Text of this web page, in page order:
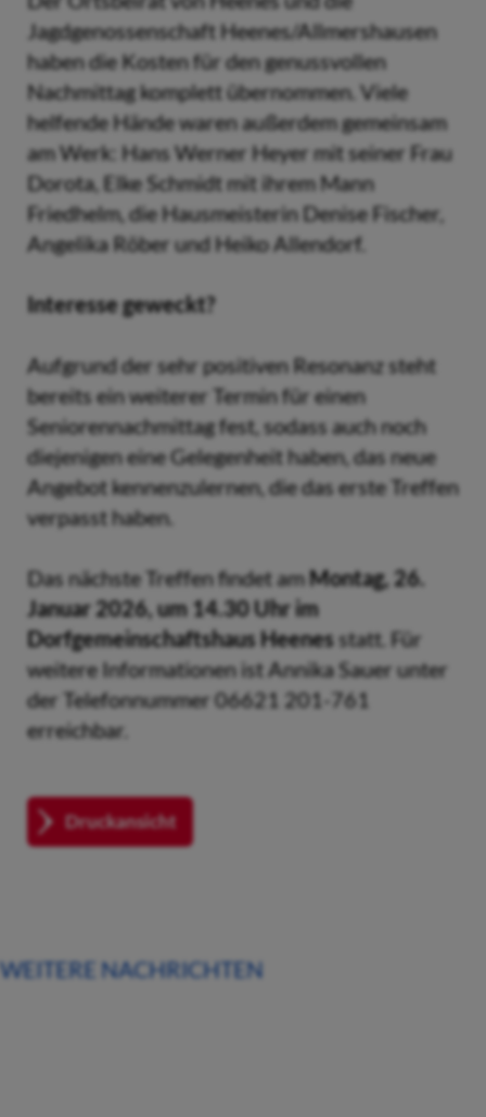
Jagdgenossenschaft Heenes/Allmershausen
haben die Kosten für den genussvollen
Nachmittag komplett übernommen. Viele
helfende Hände waren außerdem gemeinsam
am Werk: Hans Werner Heyer mit seiner Frau
Dorota, Elke Schmidt mit ihrem Mann
Friedhelm, die Hausmeisterin Denise Fischer,
Angelika Röber und Heiko Allendorf.
Interesse geweckt?
Aufgrund der sehr positiven Resonanz steht
bereits ein weiterer Termin für einen
Seniorennachmittag fest, sodass auch noch
diejenigen eine Gelegenheit haben, das neue
Angebot kennenzulernen, die das erste Treffen
verpasst haben.
Das nächste Treffen findet amMontag, 26.
Januar 2026, um 14.30 Uhr im
Dorfgemeinschaftshaus Heenesstatt. Für
weitere Informationen ist Annika Sauer unter
der Telefonnummer 06621 201-761
erreichbar.
Druckansicht
WEITERE NACHRICHTEN